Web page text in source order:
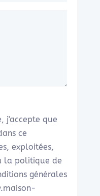
j'accepte que
ce
exploitées,
la politique de
générales